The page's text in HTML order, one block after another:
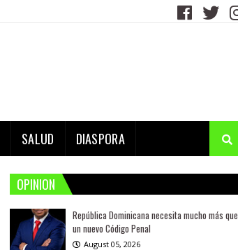
SALUD DIASPORA
OPINION
República Dominicana necesita mucho más que
un nuevo Código Penal
August 05, 2026